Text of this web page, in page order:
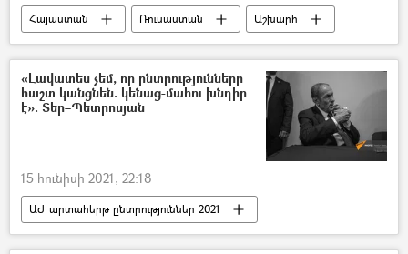
Հայաստան Ռուսաստան
Աշխարհ
Բանակ
ռուս
«Լավատես չեմ, որ ընտրությունները
հաշտ կանցնեն. կենաց-մահու խնդիր
է». Տեր–Պետրոսյան
15 հունիսի 2021, 22:18
ԱԺ արտահերթ ընտրություններ 2021
Քաղաքականություն
Հայաստան